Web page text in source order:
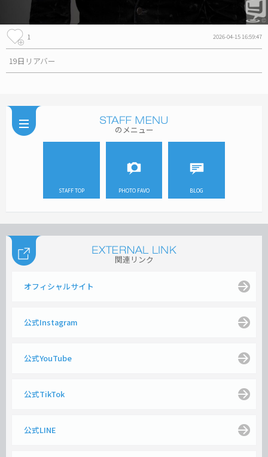
1 2026-04-15 16:59:47
19日リアバー
のメニュー
STAFF TOP PHOTO FAVO BLOG
関連リンク
オフィシャルサイト
公式Instagram
公式YouTube
公式TikTok
公式LINE